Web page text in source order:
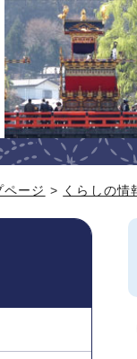
ページ > くらしの情